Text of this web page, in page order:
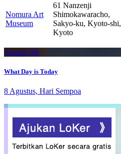
Nomura Art
Museum
61 Nanzenji
Shimokawaracho,
Sakyo-ku, Kyoto-shi,
Kyoto
August 8th
What Day is Today
8 Agustus, Hari Sempoa